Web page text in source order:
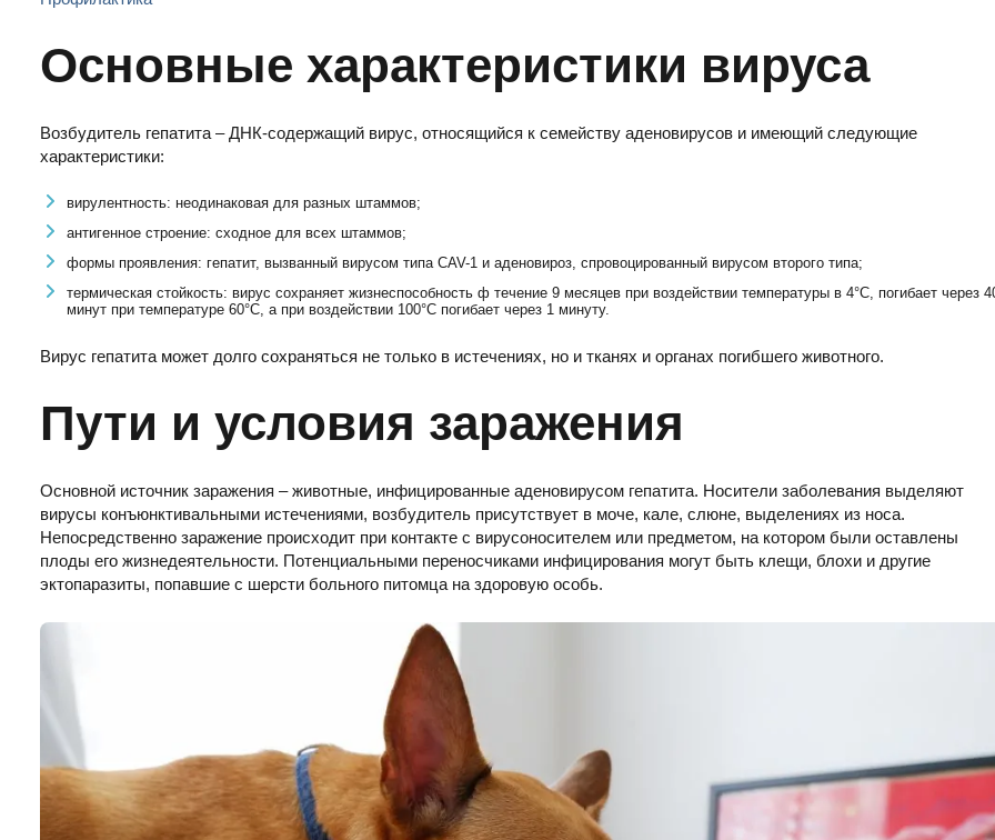
Основные характеристики вируса
Возбудитель гепатита – ДНК-содержащий вирус, относящийся к семейству аденовирусов и имеющий следующие
характеристики:
вирулентность: неодинаковая для разных штаммов;
антигенное строение: сходное для всех штаммов;
формы проявления: гепатит, вызванный вирусом типа CAV-1 и аденовироз, спровоцированный вирусом второго типа;
термическая стойкость: вирус сохраняет жизнеспособность ф течение 9 месяцев при воздействии температуры в 4°С, погибает через
минут при температуре 60°С, а при воздействии 100°С погибает через 1 минуту.
Вирус гепатита может долго сохраняться не только в истечениях, но и тканях и органах погибшего животного.
Пути и условия заражения
Основной источник заражения – животные, инфицированные аденовирусом гепатита. Носители заболевания выделяют
вирусы конъюнктивальными истечениями, возбудитель присутствует в моче, кале, слюне, выделениях из носа.
Непосредственно заражение происходит при контакте с вирусоносителем или предметом, на котором были оставлены
плоды его жизнедеятельности. Потенциальными переносчиками инфицирования могут быть клещи, блохи и другие
эктопаразиты, попавшие с шерсти больного питомца на здоровую особь.